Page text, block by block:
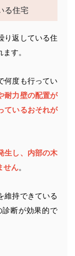
る住宅
り返している住
す。
何度も行ってい
耐力壁の配置が
ているおそれが
生し、内部の木
せん。
維持できている
断が効果的で